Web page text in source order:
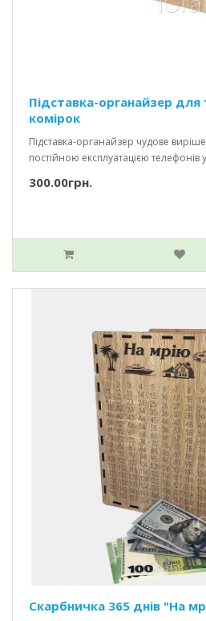
Підставка-органайзер для
комірок
Підставка-органайзер чудове
постійною експлуатацією телефонів
300.00грн.
Скарбничка 365 днів "На